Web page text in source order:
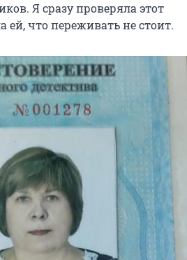
Я сразу проверяла этот
ей, что переживать не стоит.